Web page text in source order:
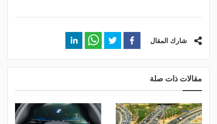
شارك المقال
مقالات ذات صلة